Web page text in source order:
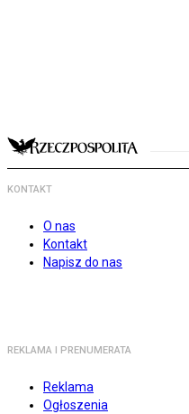
KONTAKT
O nas
Kontakt
Napisz do nas
REKLAMA I PRENUMERATA
Reklama
Ogłoszenia